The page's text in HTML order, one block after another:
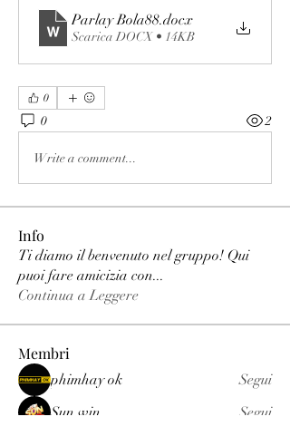
Parlay Bola88.docx
Scarica DOCX • 14KB
0
0 2
Write a comment...
Info
Ti diamo il benvenuto nel gruppo! Qui
puoi fare amicizia con...
Continua a Leggere
Membri
phimhay ok
Segui
Sun win
Segui